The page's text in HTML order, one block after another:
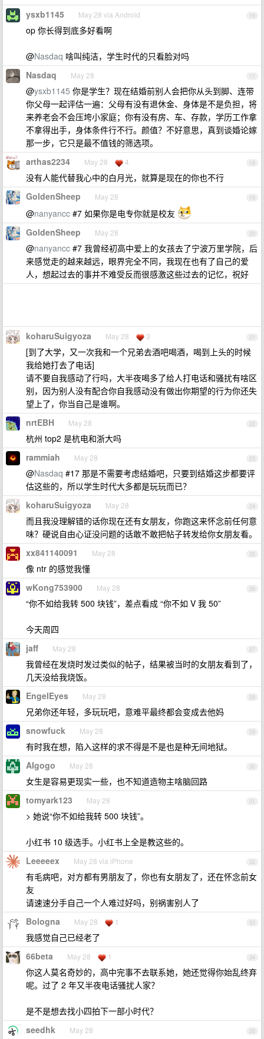
16
ysxb1145 May 28 via Android
op 你长得到底多好看啊
@Nasdaq 啥叫纯洁，学生时代的只看脸对吗
17
Nasdaq May 28
@ysxb1145 你是学生？现在结婚前别人会把你从头到脚、连带
你父母一起评估一遍：父母有没有退休金、身体是不是负担，将
来养老会不会压垮小家庭；你有没有房、车、存款，学历工作拿
不拿得出手，身体条件行不行。颜值？不好意思，真到谈婚论嫁
那一步，它只是最不值钱的筛选项。
18
arthas2234 May 28 4
没有人能代替我心中的白月光，就算是现在的你也不行
19
GoldenSheep May 28
@nanyancc #7 如果你是电专你就是校友
20
GoldenSheep May 28
@nanyancc #7 我曾经初高中爱上的女孩去了宁波万里学院，后
来感觉走的越来越远，眼界完全不同，我现在也有了自己的爱
人，想起过去的事并不难受反而很感激这些过去的记忆，祝好
21
koharuSuigyoza May 28 3
[到了大学，又一次我和一个兄弟去酒吧喝酒，喝到上头的时候
我给她打去了电话]
请不要自我感动了行吗，大半夜喝多了给人打电话和骚扰有啥区
别，因为别人没有配合你自我感动没有做出你期望的行为你还失
望上了，你当自己是谁啊。
22
nrtEBH May 28
杭州 top2 是杭电和浙大吗
23
rammiah May 28
@Nasdaq #17 那是不需要考虑结婚吧，只要到结婚这步都要评
估这些的，所以学生时代大多都是玩玩而已？
24
koharuSuigyoza May 28
而且我没理解错的话你现在还有女朋友，你跑这来怀念前任何意
味？硬说自由心证没问题的话敢不敢把帖子转发给你女朋友看。
25
xx841140091 May 28
像 ntr 的感觉我懂
26
wKong753900 May 28
“你不如给我转 500 块钱”，差点看成 “你不如 V 我 50”
今天周四
27
jaff May 28
我曾经在发烧时发过类似的帖子，结果被当时的女朋友看到了，
几天没给我烧饭。
28
EngelEyes May 28
兄弟你还年轻，多玩玩吧，意难平最终都会变成去他妈
29
snowfuck May 28
有时我在想，陷入这样的求不得是不是也是种无间地狱。
30
AIgogo May 28
女生是容易更现实一些，也不知道造物主啥脑回路
31
tomyark123 May 28
> 她说“你不如给我转 500 块钱”。
小红书 10 级选手。小红书上全是教这些的。
32
Leeeeex May 28 via iPhone
有毛病吧，对方都有男朋友了，你也有女朋友了，还在怀念前女
友
请速速分手自己一个人难过好吗，别祸害别人了
33
Bologna May 28 1
我感觉自己已经老了
34
66beta May 28 1
你这人莫名奇妙的，高中完事不去联系她，她还觉得你始乱终弃
呢。过了 2 年又半夜电话骚扰人家？
是不是想去找小四拍下一部小时代？
35
seedhk May 28